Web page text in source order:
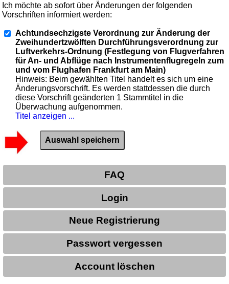
Ich möchte ab sofort über Änderungen der folgenden
Vorschriften informiert werden:
Achtundsechzigste Verordnung zur Änderung der
Zweihundertzwölften Durchführungsverordnung zur
Luftverkehrs-Ordnung (Festlegung von Flugverfahren
für An- und Abflüge nach Instrumentenflugregeln zum
und vom Flughafen Frankfurt am Main)
Hinweis: Beim gewählten Titel handelt es sich um eine
Änderungsvorschrift. Es werden stattdessen die durch
diese Vorschrift geänderten 1 Stammtitel in die
Überwachung aufgenommen.
Titel anzeigen ...
FAQ
Login
Neue Registrierung
Passwort vergessen
Account löschen